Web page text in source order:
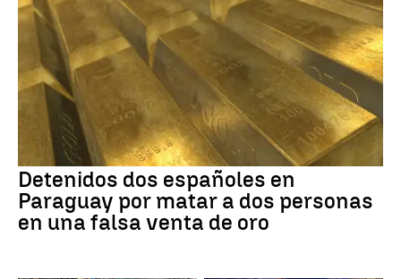
Detenidos dos españoles en
Paraguay por matar a dos personas
en una falsa venta de oro